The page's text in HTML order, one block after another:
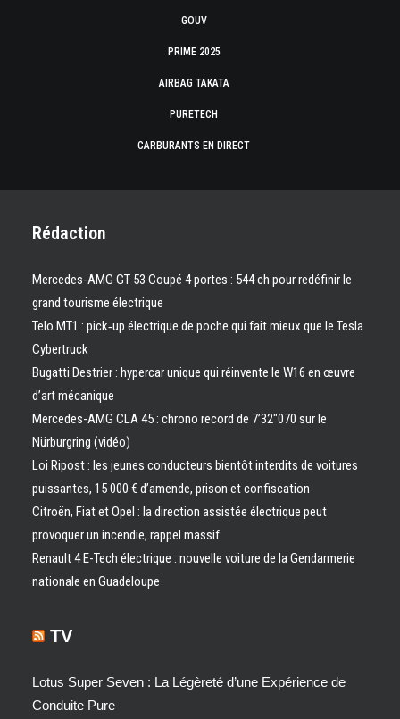
GOUV
PRIME 2025
AIRBAG TAKATA
PURETECH
CARBURANTS EN DIRECT
Rédaction
Mercedes-AMG GT 53 Coupé 4 portes : 544 ch pour redéfinir le
grand tourisme électrique
Telo MT1 : pick‑up électrique de poche qui fait mieux que le Tesla
Cybertruck
Bugatti Destrier : hypercar unique qui réinvente le W16 en œuvre
d’art mécanique
Mercedes-AMG CLA 45 : chrono record de 7’32″070 sur le
Nürburgring (vidéo)
Loi Ripost : les jeunes conducteurs bientôt interdits de voitures
puissantes, 15 000 € d’amende, prison et confiscation
Citroën, Fiat et Opel : la direction assistée électrique peut
provoquer un incendie, rappel massif
Renault 4 E-Tech électrique : nouvelle voiture de la Gendarmerie
nationale en Guadeloupe
TV
Lotus Super Seven : La Légèreté d’une Expérience de
Conduite Pure